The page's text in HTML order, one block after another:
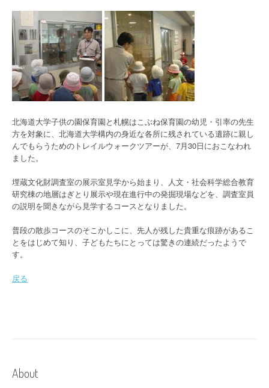
北海道大学子供の園保育園と札幌はこぶね保育園の幼児・引率の先生
方を対象に、北海道大学構内の身近な各所に残されている遺跡に親し
んでもらうためのトレイルウォークツアーが、7月30日におこなわれ
ました。
埋蔵文化財調査室の展示室見学から始まり、人文・社会科学総合教育
研究棟の地層はぎとり展示や現在進行中の発掘現場などを、調査室員
の説明を聞きながら見学するコースとなりました。
普段の散歩コースのそこかしこに、先人が残した貴重な痕跡があるこ
とをはじめて知り、子どもたちにとっては驚きの連続だったようで
す。
戻る
About